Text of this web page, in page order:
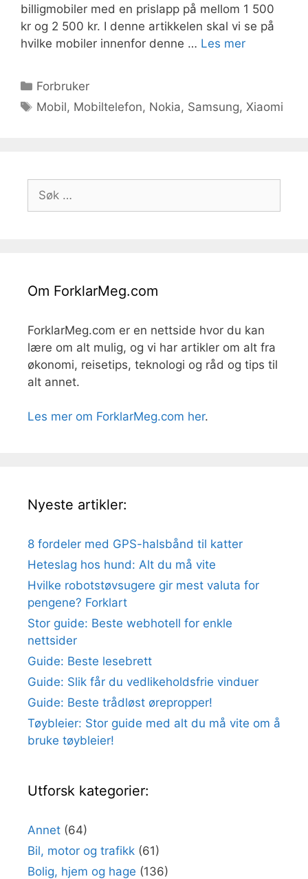
billigmobiler med en prislapp på mellom 1 500
kr og 2 500 kr. I denne artikkelen skal vi se på
hvilke mobiler innenfor denne … Les mer
Kategorier
Forbruker
Stikkord
Mobil, Mobiltelefon, Nokia, Samsung,Xiaomi
etter:
Om ForklarMeg.com
ForklarMeg.com er en nettside hvor du kan
lære om alt mulig, og vi har artikler om alt fra
økonomi, reisetips, teknologi og råd og tips til
alt annet.
Les mer om ForklarMeg.com her.
Nyeste artikler:
8 fordeler med GPS-halsbånd til katter
Heteslag hos hund: Alt du må vite
Hvilke robotstøvsugere gir mest valuta for
pengene? Forklart
Stor guide: Beste webhotell for enkle
nettsider
Guide: Beste lesebrett
Guide: Slik får du vedlikeholdsfrie vinduer
Guide: Beste trådløst ørepropper!
Tøybleier: Stor guide med alt du må vite om å
bruke tøybleier!
Utforsk kategorier:
Annet (64)
Bil, motor og trafikk (61)
Bolig, hjem og hage (136)